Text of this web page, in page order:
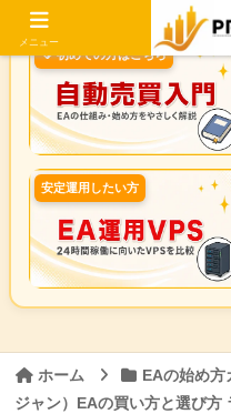
🔰 初めての方はこちら
安定運用したい方
ホーム EAの始め方
ジャン）EAの買い方と選び方
メニュー